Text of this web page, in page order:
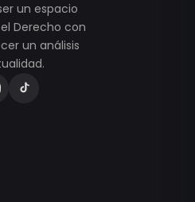
un espacio
Derecho con
un análisis